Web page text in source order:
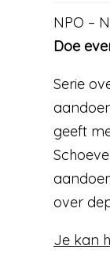
NPO –
Doe
Serie
geeft
over
Je kan